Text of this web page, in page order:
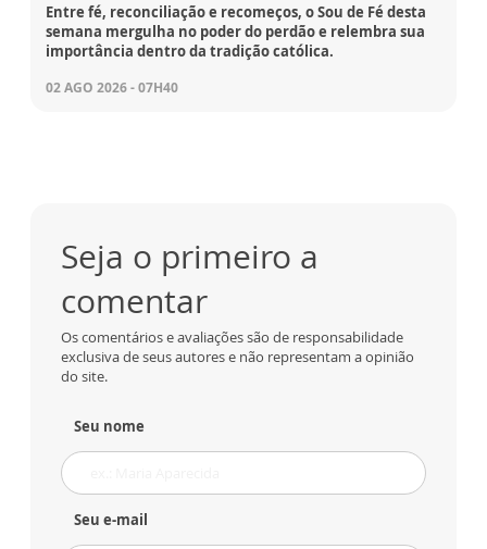
Entre fé, reconciliação e recomeços, o Sou de Fé desta
semana mergulha no poder do perdão e relembra sua
importância dentro da tradição católica.
02 AGO 2026 - 07H40
Seja o primeiro a
comentar
Os comentários e avaliações são de responsabilidade
exclusiva de seus autores e não representam a opinião
do site.
Seu nome
Seu e-mail